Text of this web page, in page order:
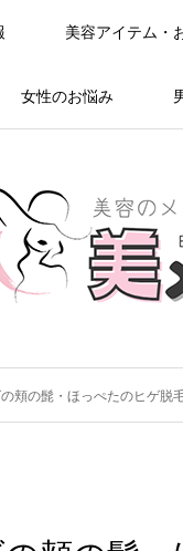
美容アイテム・
女性のお悩み
頬の髭・ほっぺたのヒゲ脱